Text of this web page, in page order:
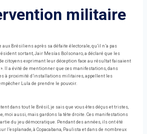
militaire
Brésiliens après sa défaite électorale, qu’il n’a pas
sortant, Jair Mesías Bolsonaro, a déclaré que les
citoyens exprimant leur déception face au résultat faisaient
Il a évité de mentionner que ces manifestations, dans
à proximité d’installations militaires, appellent les
Lula de prendre le pouvoir.
dans tout le Brésil, je sais que vous êtes déçus et tristes,
moi aussi, mais gardons la tête droite. Ces manifestations
du jeu démocratique. Pendant des années, ils ont été
l’esplanade, à Copacabana, Paulista et dans de nombreux